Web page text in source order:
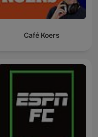
Café Koers